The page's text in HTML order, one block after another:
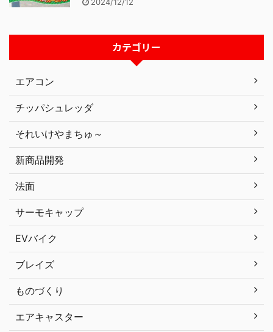
カテゴリー
エアコン
チッパシュレッダ
それいけやまちゅ～
新商品開発
法面
サーモキャップ
EVバイク
ブレイズ
ものづくり
エアキャスター